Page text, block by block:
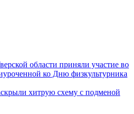
области приняли участие во
ко Дню физкультурника
хитрую схему с подменой